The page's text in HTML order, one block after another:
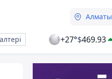
Алматы
+27°$469.93